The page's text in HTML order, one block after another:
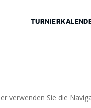
verwenden Sie die